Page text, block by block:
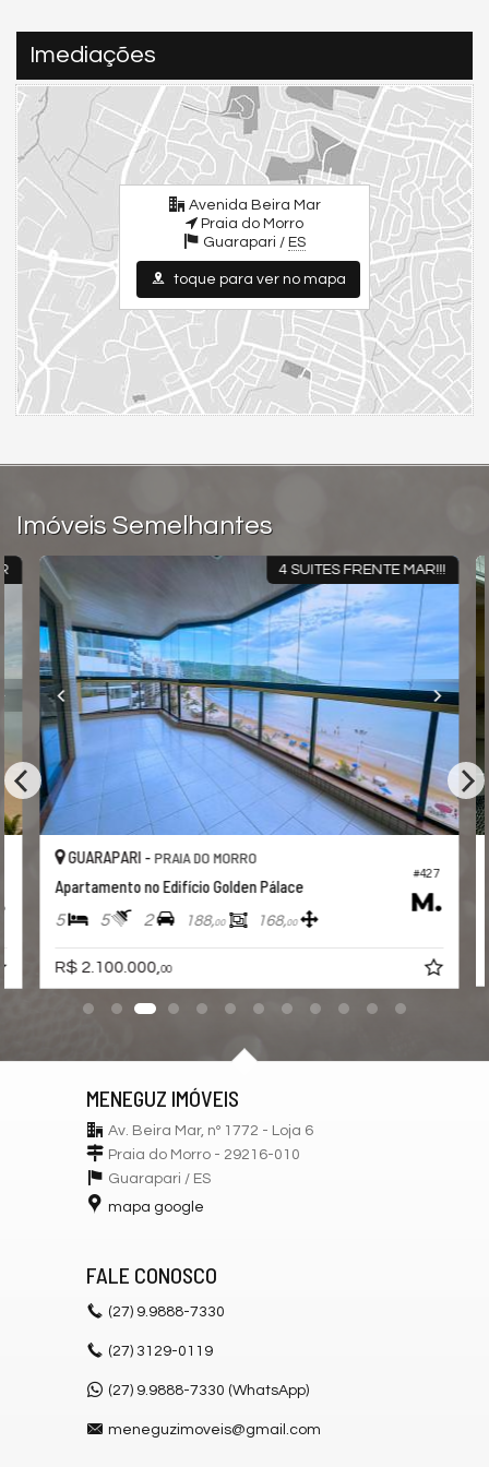
Entrada para Banhistas
Acessibilidade para PNE
Endereço:
Avenida Beira Mar
Praia do Morro
Guarapari / ES
ver mapa abaixo
Imediações
Avenida Beira Mar
Praia do Morro
Guarapari / ES
toque para ver no mapa
Imóveis Semelhantes
4 SUITES FRENTE MAR!!!
#427
GUARAPARI -PRAIA DO MORRO
Apartamento no Edifício Golden Pálace
5 5 2 188,00 168,00
R$ 2.100.000,00
MENEGUZ IMÓVEIS
Av. Beira Mar, nº 1772 - Loja 6
Praia do Morro - 29216-010
Guarapari / ES
mapa google
FALE CONOSCO
(27) 9.9888-7330
(27) 3129-0119
(27) 9.9888-7330 (WhatsApp)
meneguzimoveis@gmail.com